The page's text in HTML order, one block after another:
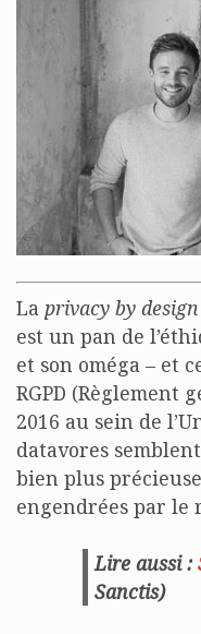
La privacy by design
est un pan de
et son oméga – et
RGPD (Règlement
2016 au sein de
datavores
bien plus
engendrées par le
Lire aussi :
Sanctis)